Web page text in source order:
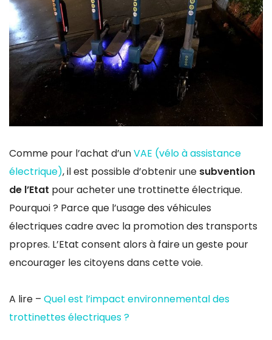
Comme pour l’achat d’unVAE (vélo à assistance
électrique), il est possible d’obtenir une subvention
de l’Etat pour acheter une trottinette électrique.
Pourquoi ? Parce que l’usage des véhicules
électriques cadre avec la promotion des transports
propres. L’Etat consent alors à faire un geste pour
encourager les citoyens dans cette voie.
A lire – Quel est l’impact environnemental des
trottinettes électriques ?